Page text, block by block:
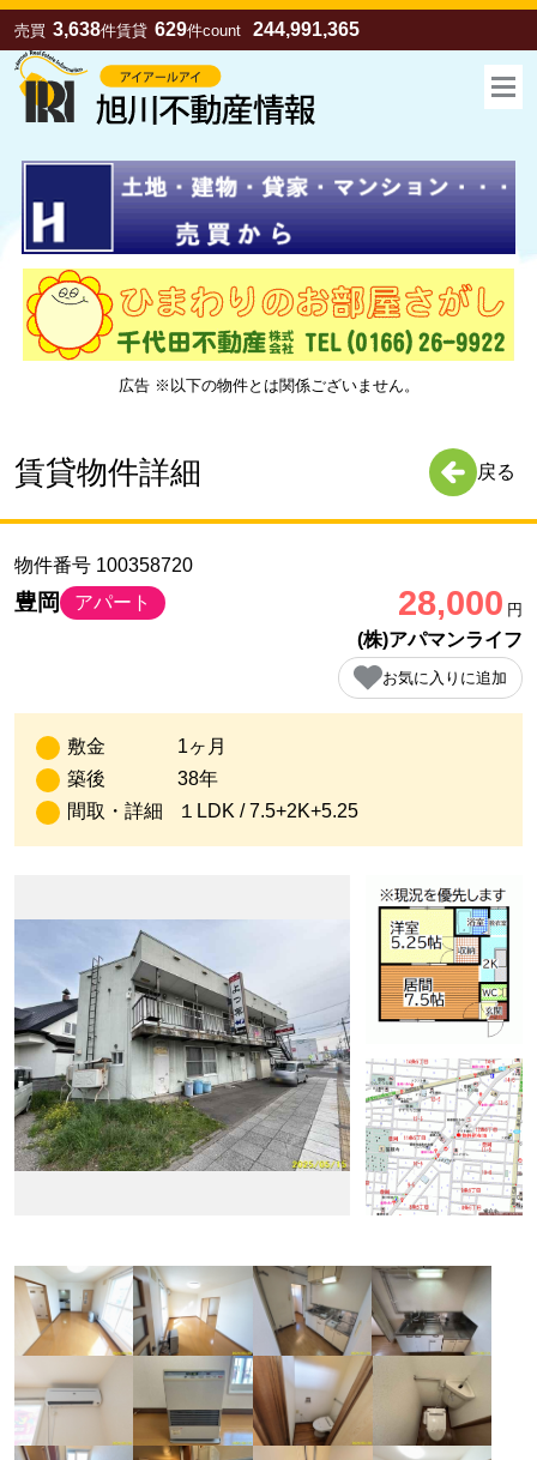
売買 3,638件賃貸 629件count 244,991,365
広告 ※以下の物件とは関係ございません。
賃貸物件詳細 戻る
物件番号 100358720
豊岡 アパート 28,000 円
(株)アパマンライフ
お気に入りに追加
敷金
1ヶ月
築後
38年
間取・詳細
１LDK / 7.5+2K+5.25